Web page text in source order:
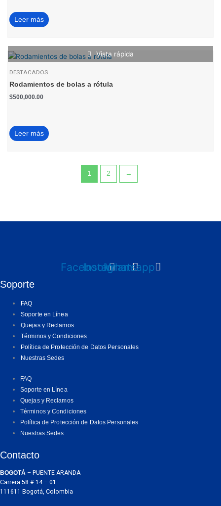
Leer más
Vista rápida
DESTACADOS
Rodamientos de bolas a rótula
$500,000.00
Leer más
1 2 →
Facebook
Instagram
Whatsapp
Soporte
FAQ
Soporte en Línea
Quejas y Reclamos
Términos y Condiciones
Política de Protección de Datos Personales
Nuestras Sedes
FAQ
Soporte en Línea
Quejas y Reclamos
Términos y Condiciones
Política de Protección de Datos Personales
Nuestras Sedes
Contacto
BOGOTÁ – PUENTE ARANDA
Carrera 58 # 14 – 01
111611 Bogotá, Colombia